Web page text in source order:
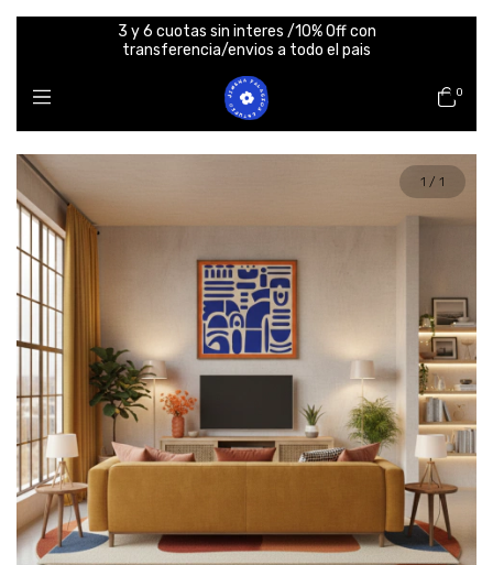
3 y 6 cuotas sin interes /10% Off con
transferencia/envios a todo el pais
0
1 / 1